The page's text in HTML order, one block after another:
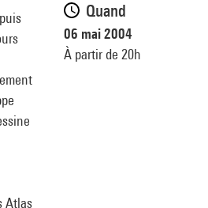
Atlas
Quand
06 mai 2004
À partir de 20h